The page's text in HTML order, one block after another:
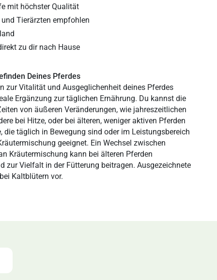
mit höchster Qualität
Tierärzten empfohlen
zu dir nach Hause
Deines Pferdes
zur Vitalität und Ausgeglichenheit deines Pferdes
Ergänzung zur täglichen Ernährung. Du kannst die
von äußeren Veränderungen, wie jahreszeitlichen
bei Hitze, oder bei älteren, weniger aktiven Pferden
die täglich in Bewegung sind oder im Leistungsbereich
geeignet. Ein Wechsel zwischen
Kräutermischung kann bei älteren Pferden
zur Vielfalt in der Fütterung beitragen. Ausgezeichnete
Kaltblütern vor.